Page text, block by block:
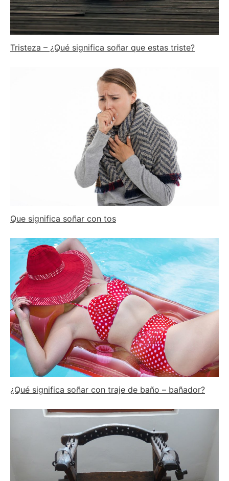
Tristeza – ¿Qué significa soñar que estas triste?
Que significa soñar con tos
¿Qué significa soñar con traje de baño – bañador?